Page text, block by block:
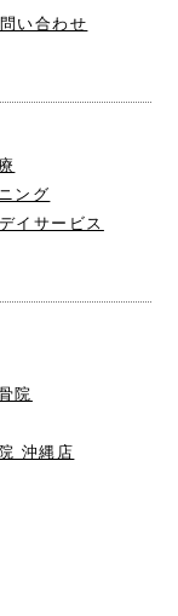
い合わせ
ング
デイサービス
院
沖縄店